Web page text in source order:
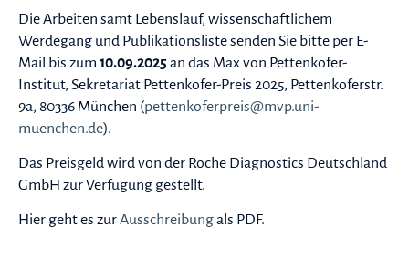
Die Arbeiten samt Lebenslauf, wissenschaftlichem
Werdegang und Publikationsliste senden Sie bitte per E-
Mail bis zum 10.09.2025 an das Max von Pettenkofer-
Institut, Sekretariat Pettenkofer-Preis 2025, Pettenkoferstr.
9a, 80336 München (pettenkoferpreis@mvp.uni-
muenchen.de).
Das Preisgeld wird von der Roche Diagnostics Deutschland
GmbH zur Verfügung gestellt.
Hier geht es zurAusschreibungals PDF.